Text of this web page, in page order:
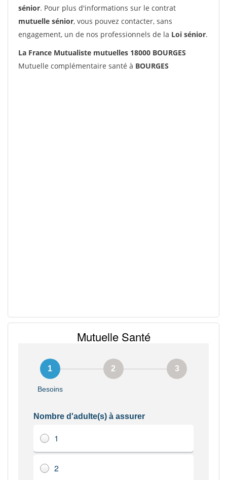
sénior. Pour plus d'informations sur le contrat
mutuelle sénior, vous pouvez contacter, sans
engagement, un de nos professionnels de la Loi sénior.
La France Mutualiste mutuelles 18000 BOURGES
Mutuelle complémentaire santé à BOURGES